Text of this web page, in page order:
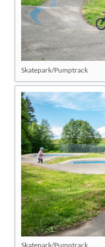
Skatepark/Pumptrack
Skatepark/Pumptrack